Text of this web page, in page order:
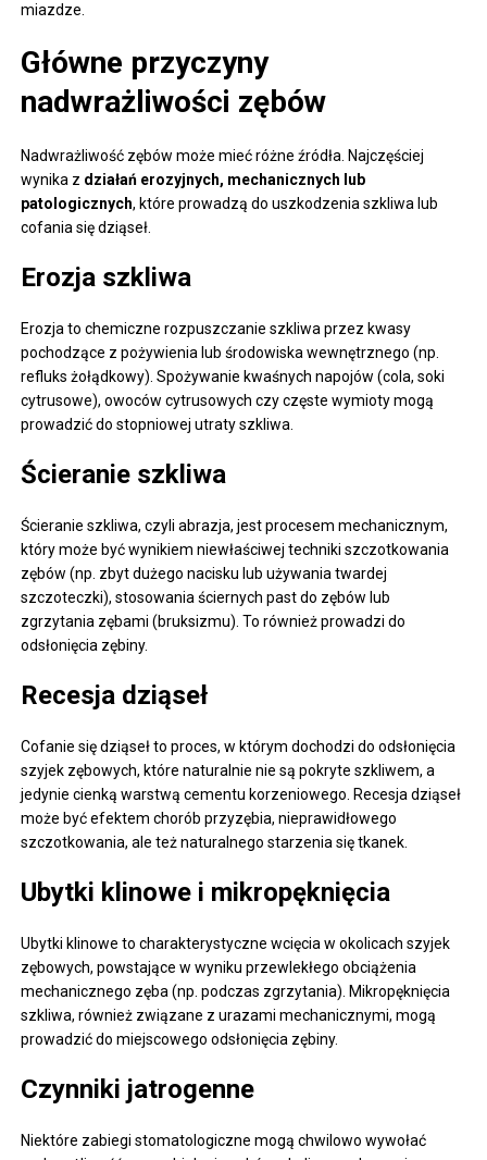
miazdze.
Główne przyczyny
nadwrażliwości zębów
Nadwrażliwość zębów może mieć różne źródła. Najczęściej
wynika z działań erozyjnych, mechanicznych lub
patologicznych, które prowadzą do uszkodzenia szkliwa lub
cofania się dziąseł.
Erozja szkliwa
Erozja to chemiczne rozpuszczanie szkliwa przez kwasy
pochodzące z pożywienia lub środowiska wewnętrznego (np.
refluks żołądkowy). Spożywanie kwaśnych napojów (cola, soki
cytrusowe), owoców cytrusowych czy częste wymioty mogą
prowadzić do stopniowej utraty szkliwa.
Ścieranie szkliwa
Ścieranie szkliwa, czyli abrazja, jest procesem mechanicznym,
który może być wynikiem niewłaściwej techniki szczotkowania
zębów (np. zbyt dużego nacisku lub używania twardej
szczoteczki), stosowania ściernych past do zębów lub
zgrzytania zębami (bruksizmu). To również prowadzi do
odsłonięcia zębiny.
Recesja dziąseł
Cofanie się dziąseł to proces, w którym dochodzi do odsłonięcia
szyjek zębowych, które naturalnie nie są pokryte szkliwem, a
jedynie cienką warstwą cementu korzeniowego. Recesja dziąseł
może być efektem chorób przyzębia, nieprawidłowego
szczotkowania, ale też naturalnego starzenia się tkanek.
Ubytki klinowe i mikropęknięcia
Ubytki klinowe to charakterystyczne wcięcia w okolicach szyjek
zębowych, powstające w wyniku przewlekłego obciążenia
mechanicznego zęba (np. podczas zgrzytania). Mikropęknięcia
szkliwa, również związane z urazami mechanicznymi, mogą
prowadzić do miejscowego odsłonięcia zębiny.
Czynniki jatrogenne
Niektóre zabiegi stomatologiczne mogą chwilowo wywołać